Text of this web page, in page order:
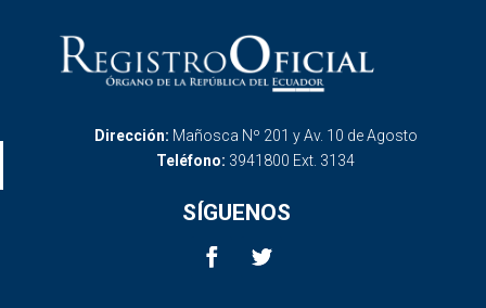
Dirección: Mañosca Nº 201 y Av. 10 de Agosto
Teléfono: 3941800 Ext. 3134
SÍGUENOS